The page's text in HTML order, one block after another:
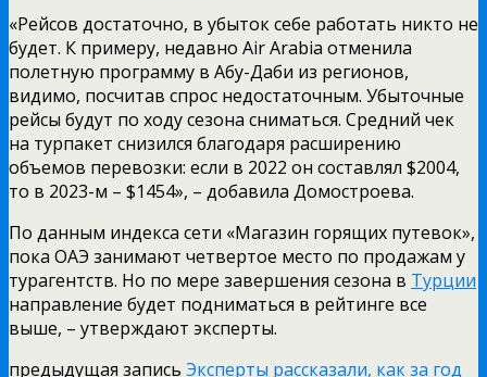
«Рейсов достаточно, в убыток себе работать никто не
будет. К примеру, недавно Air Arabia отменила
полетную программу в Абу-Даби из регионов,
видимо, посчитав спрос недостаточным. Убыточные
рейсы будут по ходу сезона сниматься. Средний чек
на турпакет снизился благодаря расширению
объемов перевозки: если в 2022 он составлял $2004,
то в 2023-м – $1454», – добавила Домостроева.
По данным индекса сети «Магазин горящих путевок»,
пока ОАЭ занимают четвертое место по продажам у
турагентств. Но по мере завершения сезона в Турции
направление будет подниматься в рейтинге все
выше, – утверждают эксперты.
предыдущая запись Эксперты рассказали, как за год